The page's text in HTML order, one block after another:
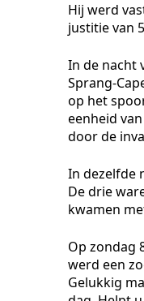
Hij werd
justitie van
In de nacht
Sprang-
op het
eenheid
door de
In dezelfde
De drie
kwamen
Op zondag
werd een
Gelukkig